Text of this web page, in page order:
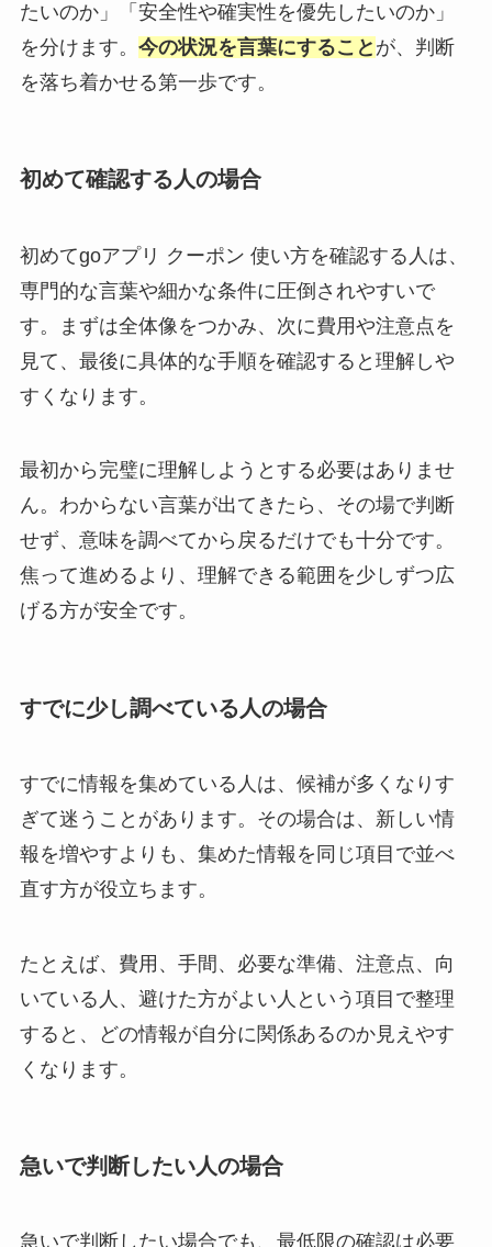
たいのか」「安全性や確実性を優先したいのか」
を分けます。 今の状況を言葉にすること が、判断
を落ち着かせる第一歩です。
初めて確認する人の場合
初めてgoアプリ クーポン 使い方を確認する人は、
専門的な言葉や細かな条件に圧倒されやすいで
す。まずは全体像をつかみ、次に費用や注意点を
見て、最後に具体的な手順を確認すると理解しや
すくなります。
最初から完璧に理解しようとする必要はありませ
ん。わからない言葉が出てきたら、その場で判断
せず、意味を調べてから戻るだけでも十分です。
焦って進めるより、理解できる範囲を少しずつ広
げる方が安全です。
すでに少し調べている人の場合
すでに情報を集めている人は、候補が多くなりす
ぎて迷うことがあります。その場合は、新しい情
報を増やすよりも、集めた情報を同じ項目で並べ
直す方が役立ちます。
たとえば、費用、手間、必要な準備、注意点、向
いている人、避けた方がよい人という項目で整理
すると、どの情報が自分に関係あるのか見えやす
くなります。
急いで判断したい人の場合
急いで判断したい場合でも、最低限の確認は必要